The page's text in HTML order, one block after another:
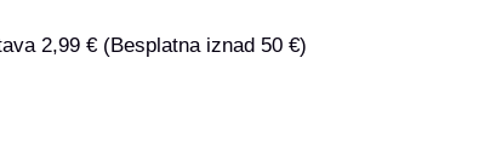
2,99 € (Besplatna iznad 50 €)